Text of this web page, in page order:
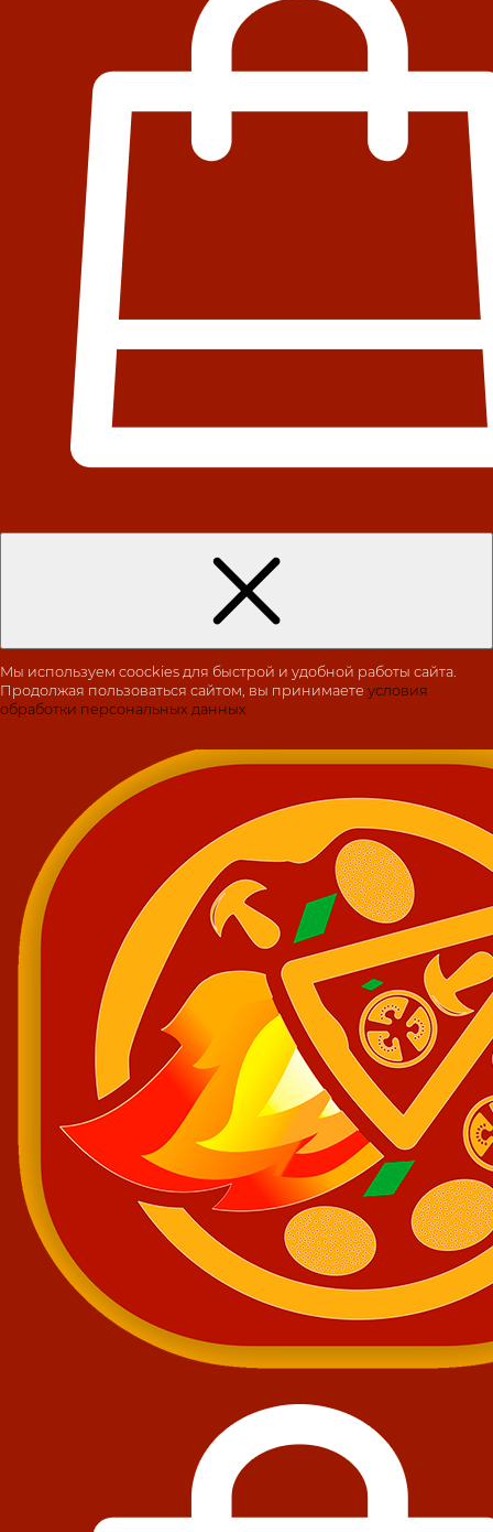
Мы используем coockies для быстрой и удобной работы сайта.
Продолжая пользоваться сайтом, вы принимаете условия
обработки персональных данных